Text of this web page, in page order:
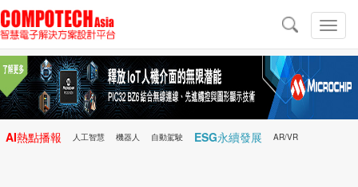
切
換
導
導
航
AI熱點播報 人工智慧 機器人 自動駕駛 ESG永續發展 AR/VR